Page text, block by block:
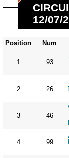
12/07/
Position Num
1 93
2 26
3 46
4 99